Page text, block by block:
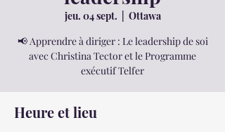
jeu. 04 sept.
Ottawa
📢 Apprendre à diriger : Le leadership de soi
avec Christina Tector et le Programme
exécutif Telfer
Heure et lieu